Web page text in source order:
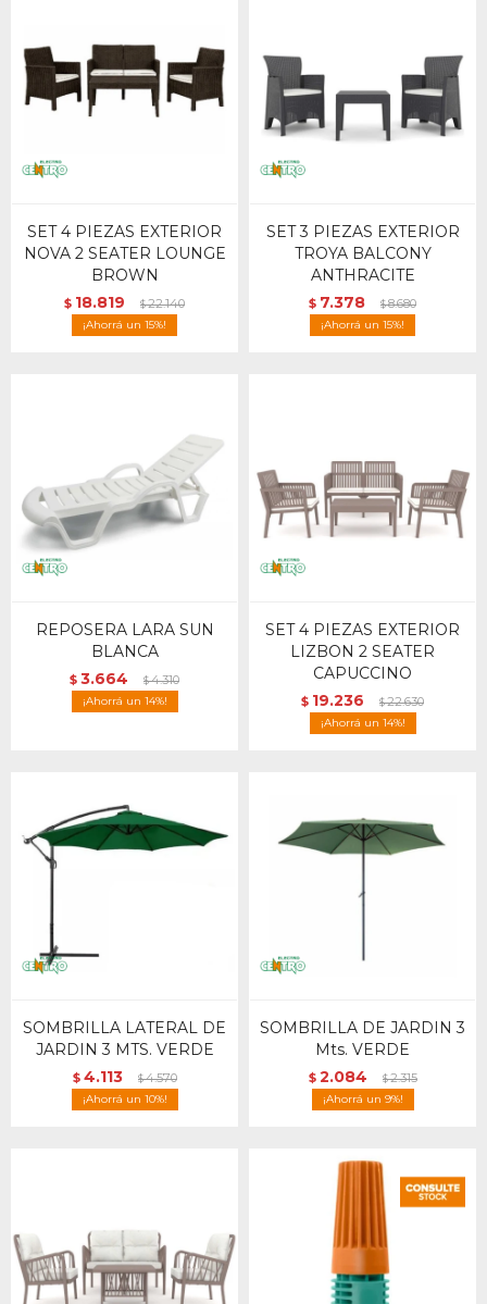
SET 4 PIEZAS EXTERIOR
NOVA 2 SEATER LOUNGE
BROWN
$ 18.819 $22.140
15
SET 3 PIEZAS EXTERIOR
TROYA BALCONY
ANTHRACITE
$ 7.378 $8.680
15
REPOSERA LARA SUN
BLANCA
$ 3.664 $4.310
14
SET 4 PIEZAS EXTERIOR
LIZBON 2 SEATER
CAPUCCINO
$ 19.236 $22.630
14
SOMBRILLA LATERAL DE
JARDIN 3 MTS. VERDE
$ 4.113 $4.570
10
SOMBRILLA DE JARDIN 3
Mts. VERDE
$ 2.084 $2.315
9